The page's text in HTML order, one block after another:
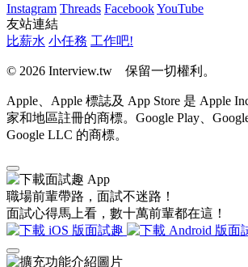
Instagram Threads FacebookYouTube
友站連結
比薪水 小任務 工作吧!
© 2026 Interview.tw 保留一切權利。
Apple、Apple 標誌及 App Store 是 Apple
家和地區註冊的商標。Google Play、
Google LLC 的商標。
職場前輩帶路，面試不迷路！
面試心得馬上看，數十萬前輩都在這！